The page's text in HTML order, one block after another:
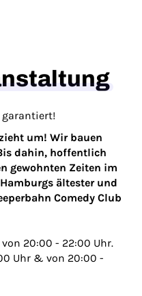
garantiert!
um! Wir bauen
dahin, hoffentlich
gewohnten Zeiten im
ältester und
Comedy Club
20:00 - 22:00 Uhr.
Uhr & von 20:00 -